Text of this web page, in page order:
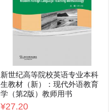
新世纪高等院校英语专业本科
生教材（新）：现代外语教育
学（第2版）教师用书
¥27.20